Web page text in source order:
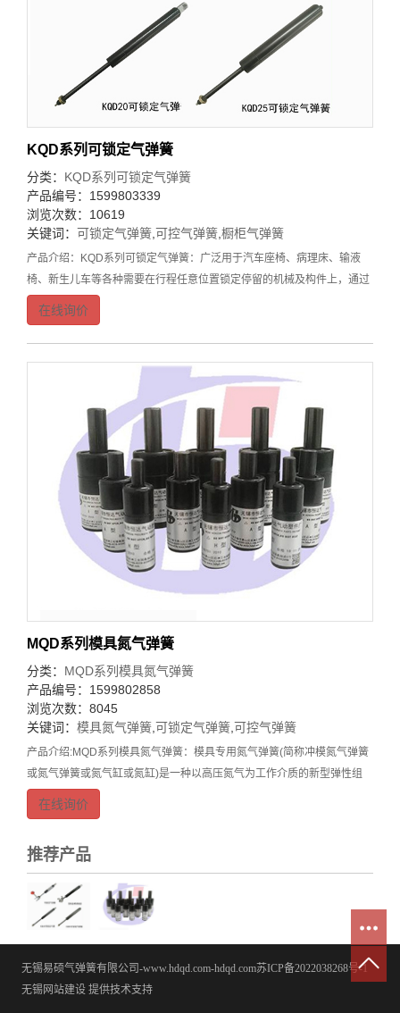
KQD系列可锁定气弹簧
分类： KQD系列可锁定气弹簧
产品编号：1599803339
浏览次数：10619
关键词： 可锁定气弹簧 可控气弹簧 橱柜气弹簧
产品介绍：KQD系列可锁定气弹簧：广泛用于汽车座椅、病理床、输液
椅、新生儿车等各种需要在行程任意位置锁定停留的机械及构件上，通过
针阀控制开锁使活塞杆可以自由升缩、通过针阀闭锁使活塞杆锁定在当前
行程位置，针阀自由状态为闭锁，按压为开锁。1、产
在线询价
MQD系列模具氮气弹簧
分类： MQD系列模具氮气弹簧
产品编号：1599802858
浏览次数：8045
关键词： 模具氮气弹簧 可锁定气弹簧 可控气弹簧
产品介绍:MQD系列模具氮气弹簧：模具专用氮气弹簧(简称冲模氮气弹簧
或氮气弹簧或氮气缸或氮缸)是一种以高压氮气为工作介质的新型弹性组
件，它体积小、弹力大、行程长、工作平稳，制造精密，使用寿命长，弹
力曲线平缓，以及不需要预紧等等，它具有金属弹
在线询价
推荐产品
无锡易硕气弹簧有限公司-www.hdqd.com-hdqd.com苏ICP备2022038268号-1
无锡网站建设提供技术支持